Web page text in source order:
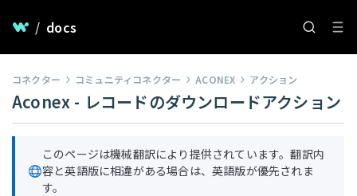
/ docs
コネクター コミュニティコネクター ACONEX アクション
Aconex - レコードのダウンロードアクション
このページは機械翻訳により提供されています。翻訳内
容と英語版に相違がある場合は、英語版が優先されま
す。